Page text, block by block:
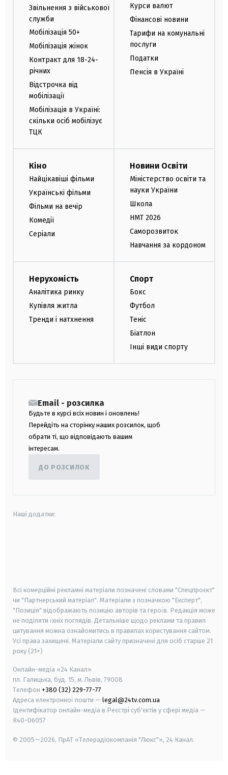
Звільнення з військової
служби
Мобілізація 50+
Мобілізація жінок
Контракт для 18-24-
річних
Відстрочка від
мобілізації
Мобілізація в Україні:
скільки осіб мобілізує
ТЦК
Курси валют
Фінансові новини
Тарифи на комунальні
послуги
Податки
Пенсія в Україні
Кіно
Найцікавіші фільми
Українські фільми
Фільми на вечір
Комедії
Серіали
Новини Освіти
Міністерство освіти та
науки України
Школа
НМТ 2026
Саморозвиток
Навчання за кордоном
Нерухомість
Аналітика ринку
Купівля житла
Тренди і натхнення
Спорт
Бокс
Футбол
Теніс
Біатлон
Інші види спорту
Email - розсилка
Будьте в курсі всіх новин і оновлень!
Перейдіть на сторінку наших розсилок, щоб
обрати ті, що відповідають вашим
інтересам.
ДО РОЗСИЛОК
Наші додатки:
Всі комерційні рекламні матеріали позначені словами "Спецпроєкт"
чи "Партнерський матеріал". Матеріали з позначкою "Експерт",
"Позиція" відображають позицію авторів та героїв. Редакція може
не поділяти їхніх поглядів. Детальніше щодо реклами та правил
цитування можна ознайомитись в правилах користування сайтом.
Усі права захищені. Матеріали сайту призначені для осіб старше 21
року (21+)
Онлайн-медіа «24 Канал»
пл. Галицька, буд. 15, м. Львів, 79008
Телефон +380 (32) 229-77-77
Адреса електронної пошти — legal@24tv.com.ua
Ідентифікатор онлайн-медіа в Реєстрі суб'єктів у сфері медіа —
R40-06057
© 2005—2026, ПрАТ «Телерадіокомпанія "Люкс"», 24 Канал.